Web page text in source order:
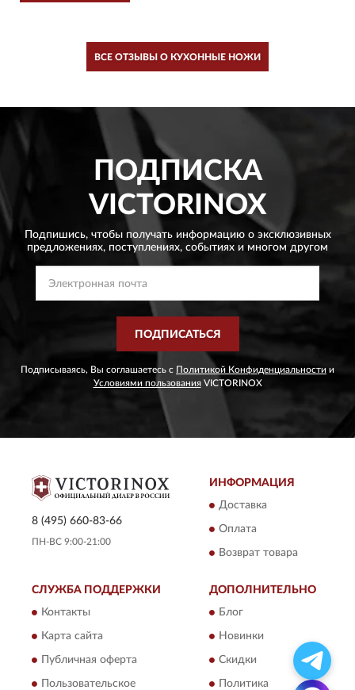
ВСЕ ОТЗЫВЫ О КУХОННЫЕ НОЖИ
ПОДПИСКА
VICTORINOX
Подпишись, чтобы получать информацию о эксклюзивных
предложениях, поступлениях, событиях и многом другом
ПОДПИСАТЬСЯ
Подписываясь, Вы соглашаетесь с Политикой Конфиденциальности и
Условиями пользованияVICTORINOX
8 (495) 660-83-66
ПН-ВС 9:00-21:00
ИНФОРМАЦИЯ
Доставка
Оплата
Возврат товара
СЛУЖБА ПОДДЕРЖКИ
Контакты
Карта сайта
Публичная оферта
Пользовательское
ДОПОЛНИТЕЛЬНО
Блог
Новинки
Скидки
Политика